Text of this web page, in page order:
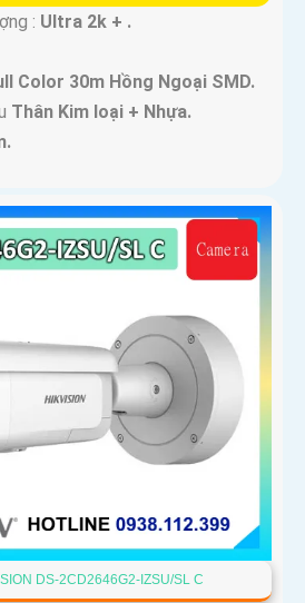
: Ultra 2k + .
Color 30m Hồng Ngoại SMD.
Thân Kim loại + Nhựa.
DS-2CD2646G2-IZSU/SL C